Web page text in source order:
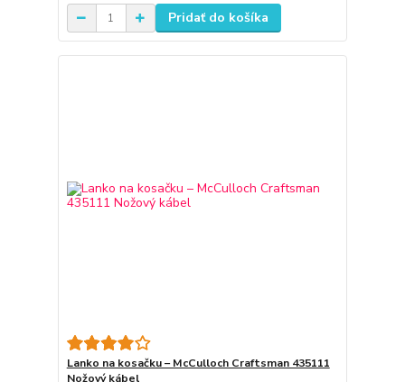
Pridať do košíka
Lanko na kosačku – McCulloch Craftsman 435111
Nožový kábel